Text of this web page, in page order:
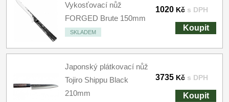
Vykosťovací nůž
FORGED Brute 150mm
SKLADEM
1020 Kč s DPH
Koupit
Japonský plátkovací nůž
Tojiro Shippu Black
210mm
3735 Kč s DPH
Koupit